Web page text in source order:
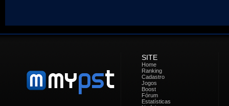
SITE
Home
Ranking
Cadastro
Jogos
Boost
Fórum
Estatísticas